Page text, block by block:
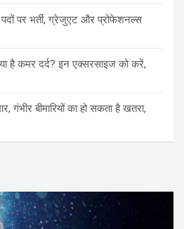
पर भर्ती, ग्रेजुएट और प्रोफेशनल्स
है कमर दर्द? इन एक्सरसाइज को करें,
गंभीर बीमारियों का हो सकता है खतरा,